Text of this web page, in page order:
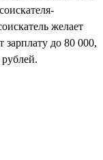
желает
зарплату до 80 000,